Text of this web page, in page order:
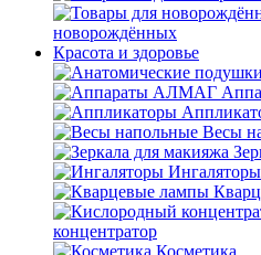
новорождённых
Красота и здоровье
Весы
Ингаляторы
концентратор
Косметика